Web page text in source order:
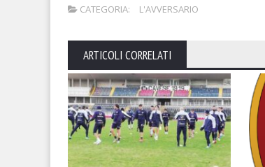
CATEGORIA: L'AVVERSARIO
ARTICOLI CORRELATI